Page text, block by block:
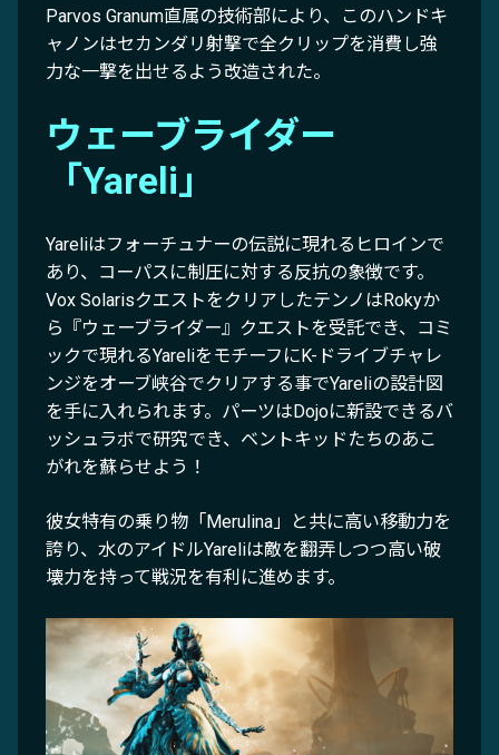
Parvos Granum直属の技術部により、このハンドキ
ャノンはセカンダリ射撃で全クリップを消費し強
力な一撃を出せるよう改造された。
ウェーブライダー
「Yareli」
Yareliはフォーチュナーの伝説に現れるヒロインで
あり、コーパスに制圧に対する反抗の象徴です。
Vox SolarisクエストをクリアしたテンノはRokyか
ら『ウェーブライダー』クエストを受託でき、コミ
ックで現れるYareliをモチーフにK-ドライブチャレ
ンジをオーブ峡谷でクリアする事でYareliの設計図
を手に入れられます。パーツはDojoに新設できるバ
ッシュラボで研究でき、ベントキッドたちのあこ
がれを蘇らせよう！
彼女特有の乗り物「Merulina」と共に高い移動力を
誇り、水のアイドルYareliは敵を翻弄しつつ高い破
壊力を持って戦況を有利に進めます。